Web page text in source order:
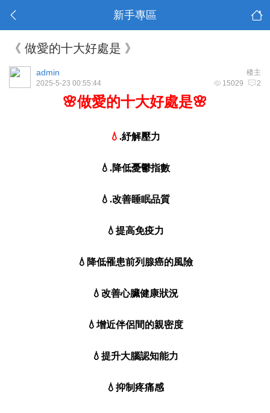
新手專區
《 做愛的十大好處是 》
楼主
admin
15029 2
2025-5-23 00:55:44
🌸做愛的十大好處是🌸
💧 .紓解壓力
💧.降低憂鬱指數
💧.改善睡眠品質
💧提高免疫力
💧降低罹患前列腺癌的風險
💧改善心臟健康狀況
💧增近伴侶間的親密度
💧提升大腦認知能力
💧抑制疼痛感